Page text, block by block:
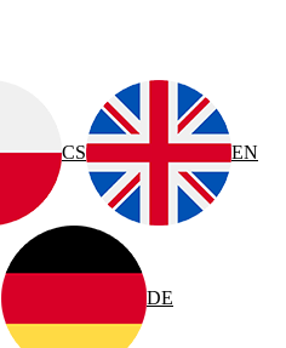
CS EN
DE